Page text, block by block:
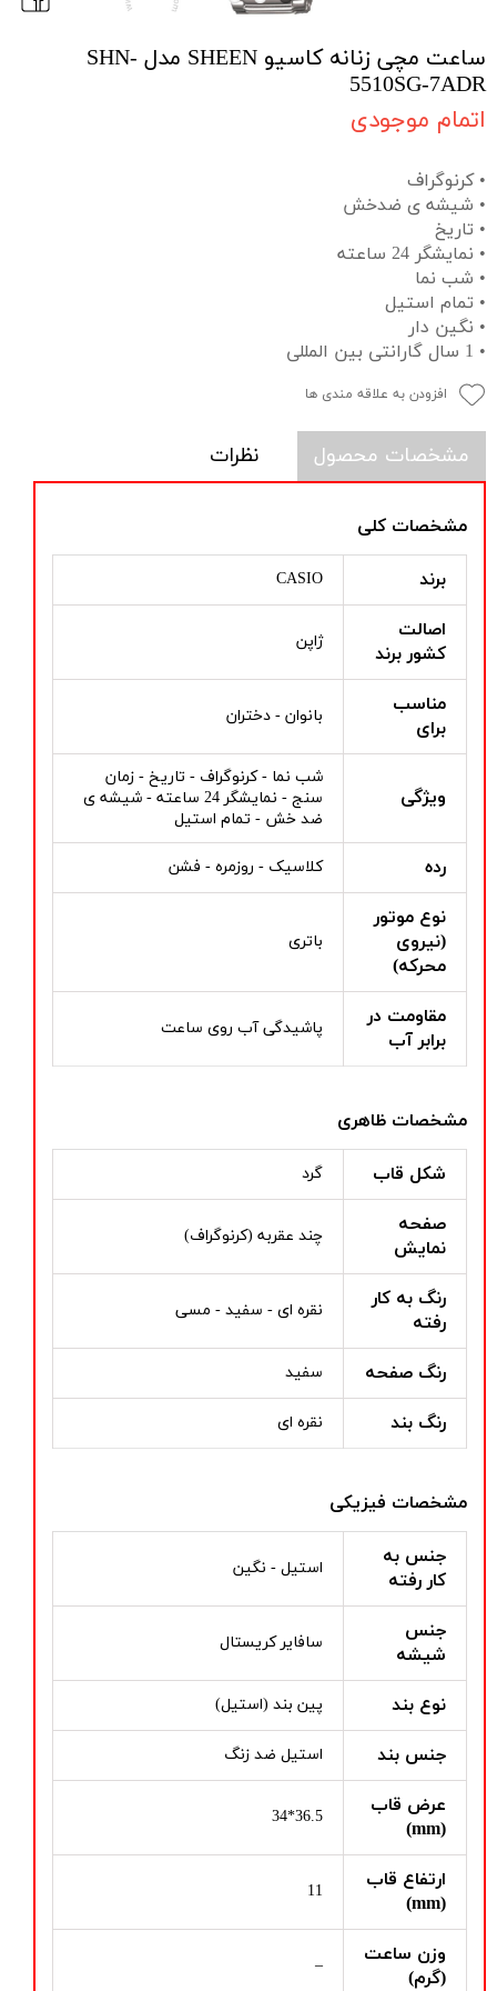
ساعت مچی زنانه کاسیو SHEEN مدل SHN-
5510SG-7ADR
اتمام موجودی
• کرنوگراف
• شیشه ی ضدخش
• تاریخ
• نمایشگر 24 ساعته
• شب نما
• تمام استیل
• نگین دار
• 1 سال گارانتی بین المللی
افزودن به علاقه مندی ها
مشخصات محصول نظرات
مشخصات کلی
برند CASIO
اصالت
کشور برند
ژاپن
مناسب
برای
بانوان - دختران
ویژگی
شب نما - کرنوگراف - تاریخ - زمان
سنج - نمایشگر 24 ساعته - شیشه ی
ضد خش - تمام استیل
رده کلاسیک - روزمره - فشن
نوع موتور
(نیروی
محرکه)
باتری
مقاومت در
برابر آب
پاشیدگی آب روی ساعت
مشخصات ظاهری
شکل قاب گرد
صفحه
نمایش
چند عقربه (کرنوگراف)
رنگ به کار
رفته
نقره ای - سفید - مسی
رنگ صفحه سفید
رنگ بند نقره ای
مشخصات فیزیکی
جنس به
کار رفته
استیل - نگین
جنس
شیشه
سافایر کریستال
نوع بند پین بند (استیل)
جنس بند استیل ضد زنگ
عرض قاب
(mm)
36.5*34
ارتفاع قاب
(mm)
11
وزن ساعت
(گرم)
–